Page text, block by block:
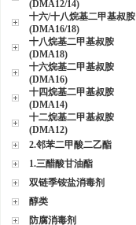
(DMA12/14)
十六/十八烷基二甲基叔胺
(DMA16/18)
十八烷基二甲基叔胺
(DMA18)
十六烷基二甲基叔胺
(DMA16)
十四烷基二甲基叔胺
(DMA14)
十二烷基二甲基叔胺
(DMA12)
2.邻苯二甲酸二乙酯
1.三醋酸甘油酯
双链季铵盐消毒剂
醇类
防腐消毒剂